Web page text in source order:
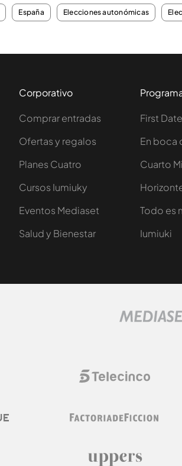
España Elecciones autonómicas
Corporativo
Comprar entradas
Ofertas y regalos
Planes Cuatro
Cursos Iumiuky
Eventos Mediaset
Salud y Bienestar
First
En boca
Cuarto
Todo es
Iumiuki